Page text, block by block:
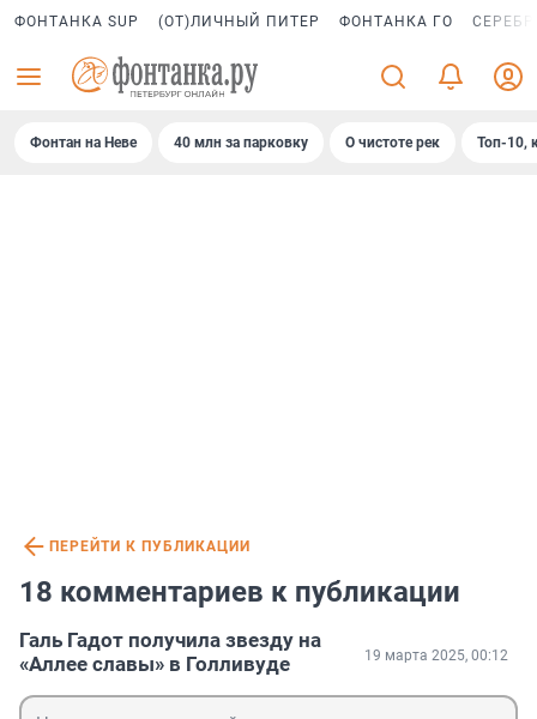
ФОНТАНКА SUP (ОТ)ЛИЧНЫЙ ПИТЕР ФОНТАНКА ГО
Фонтан на Неве 40 млн за парковку О чистоте рек Топ-10,
ПЕРЕЙТИ К ПУБЛИКАЦИИ
18 комментариев к публикации
Галь Гадот получила звезду на
«Аллее славы» в Голливуде
19 марта 2025, 00:12